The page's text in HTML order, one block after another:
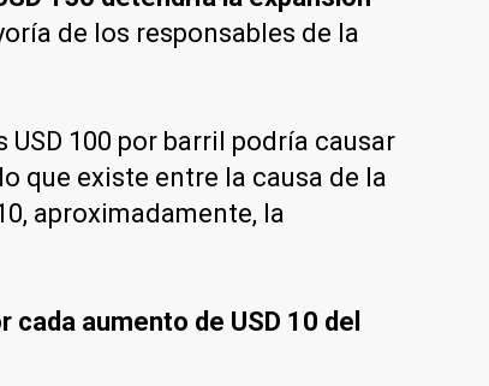
de los responsables de la
100 por barril podría causar
que existe entre la causa de la
aproximadamente, la
cada aumento de USD 10 del